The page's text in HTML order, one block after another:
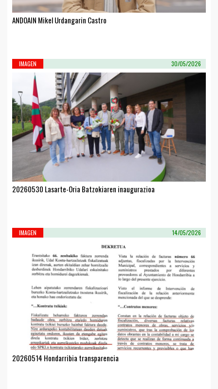
ANDOAIN Mikel Urdangarin Castro
IMAGEN 30/05/2026
20260530 Lasarte-Oria Batzokiaren inaugurazioa
IMAGEN 14/05/2026
20260514 Hondarribia transparencia